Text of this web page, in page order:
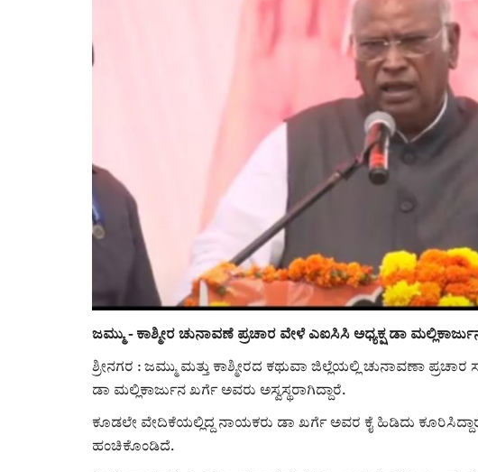
ಜಮ್ಮು - ಕಾಶ್ಮೀರ ಚುನಾವಣೆ ಪ್ರಚಾರ ವೇಳೆ ಎಐಸಿಸಿ ಅಧ್ಯಕ್ಷ ಡಾ
ಶ್ರೀನಗರ : ಜಮ್ಮು ಮತ್ತು ಕಾಶ್ಮೀರದ ಕಥುವಾ ಜಿಲ್ಲೆಯಲ್ಲಿ ಚುನಾವಣಾ ಪ್ರಚಾರ
ಡಾ ಮಲ್ಲಿಕಾರ್ಜುನ ಖರ್ಗೆ ಅವರು ಅಸ್ವಸ್ಥರಾಗಿದ್ದಾರೆ.
ಕೂಡಲೇ ವೇದಿಕೆಯಲ್ಲಿದ್ದ ನಾಯಕರು ಡಾ ಖರ್ಗೆ ಅವರ ಕೈ ಹಿಡಿದು
ಹಂಚಿಕೊಂಡಿದೆ.